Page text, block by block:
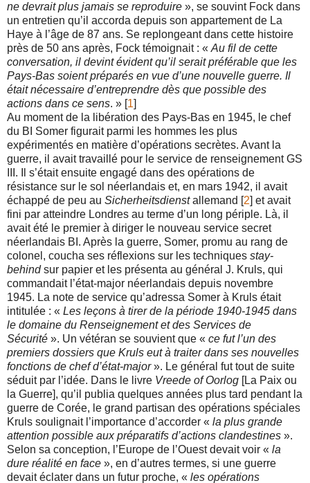
ne devrait plus jamais se reproduire », se souvint Fock dans
un entretien qu’il accorda depuis son appartement de La
Haye à l’âge de 87 ans. Se replongeant dans cette histoire
près de 50 ans après, Fock témoignait : « Au fil de cette
conversation, il devint évident qu’il serait préférable que les
Pays-Bas soient préparés en vue d’une nouvelle guerre. Il
était nécessaire d’entreprendre dès que possible des
actions dans ce sens. » [1]
Au moment de la libération des Pays-Bas en 1945, le chef
du BI Somer figurait parmi les hommes les plus
expérimentés en matière d’opérations secrètes. Avant la
guerre, il avait travaillé pour le service de renseignement GS
III. Il s’était ensuite engagé dans des opérations de
résistance sur le sol néerlandais et, en mars 1942, il avait
échappé de peu au Sicherheitsdienstallemand [2] et avait
fini par atteindre Londres au terme d’un long périple. Là, il
avait été le premier à diriger le nouveau service secret
néerlandais BI. Après la guerre, Somer, promu au rang de
colonel, coucha ses réflexions sur les techniques stay-
behindsur papier et les présenta au général J. Kruls, qui
commandait l’état-major néerlandais depuis novembre
1945. La note de service qu’adressa Somer à Kruls était
intitulée : « Les leçons à tirer de la période 1940-1945 dans
le domaine du Renseignement et des Services de
Sécurité ». Un vétéran se souvient que « ce fut l’un des
premiers dossiers que Kruls eut à traiter dans ses nouvelles
fonctions de chef d’état-major». Le général fut tout de suite
séduit par l’idée. Dans le livre Vreede of Oorlog [La Paix ou
la Guerre], qu’il publia quelques années plus tard pendant la
guerre de Corée, le grand partisan des opérations spéciales
Kruls soulignait l’importance d’accorder « la plus grande
attention possible aux préparatifs d’actions clandestines ».
Selon sa conception, l’Europe de l’Ouest devait voir « la
dure réalité en face », en d’autres termes, si une guerre
devait éclater dans un futur proche, « les opérations